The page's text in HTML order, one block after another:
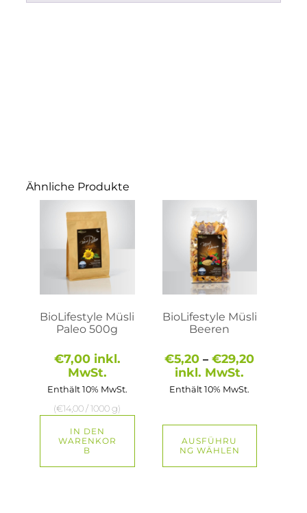
Ähnliche Produkte
BioLifestyle Müsli
Paleo 500g
€7,00 inkl.
MwSt.
Enthält 10% MwSt.
(€14,00/ 1000 g)
IN DEN
WARENKOR
B
BioLifestyle Müsli
Beeren
€5,20 –€29,20
inkl. MwSt.
Enthält 10% MwSt.
AUSFÜHRU
NG WÄHLEN
Produkt
weist
mehrere
Varianten
Optionen
auf
gewählt
werden